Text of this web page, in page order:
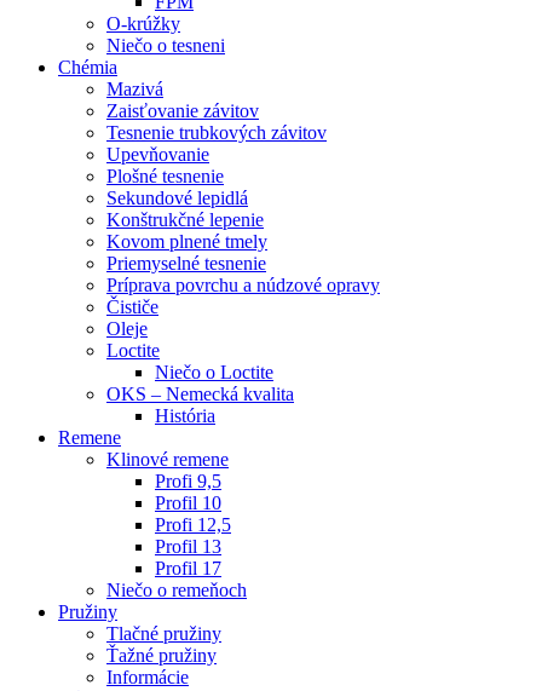
O-krúžky
Niečo o tesneni
Chémia
Mazivá
Zaisťovanie závitov
Tesnenie trubkových závitov
Upevňovanie
Plošné tesnenie
Sekundové lepidlá
Konštrukčné lepenie
Kovom plnené tmely
Priemyselné tesnenie
Príprava povrchu a núdzové opravy
Čističe
Oleje
Loctite
Niečo o Loctite
OKS – Nemecká kvalita
História
Remene
Klinové remene
Profi 9,5
Profil 10
Profi 12,5
Profil 13
Profil 17
Niečo o remeňoch
Pružiny
Tlačné pružiny
Ťažné pružiny
Informácie